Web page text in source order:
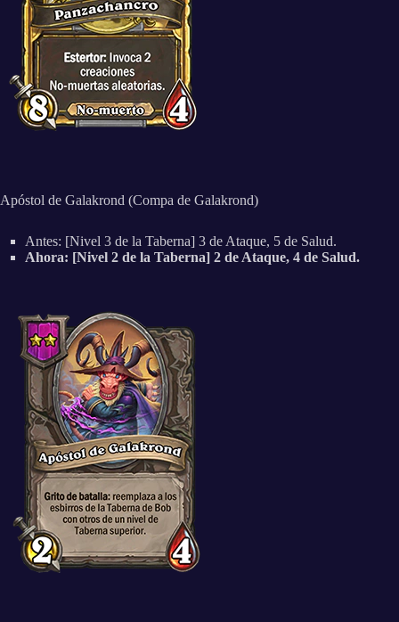
Apóstol de Galakrond (Compa de Galakrond)
Antes: [Nivel 3 de la Taberna] 3 de Ataque, 5 de Salud.
Ahora: [Nivel 2 de la Taberna] 2 de Ataque, 4 de Salud.